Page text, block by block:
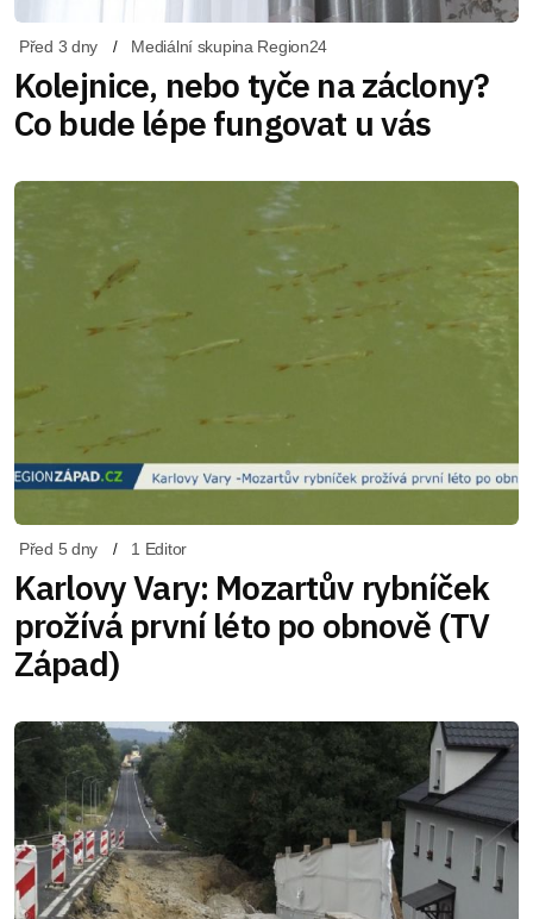
Před 3 dny Mediální skupina Region24
Kolejnice, nebo tyče na záclony?
Co bude lépe fungovat u vás
Před 5 dny 1 Editor
Karlovy Vary: Mozartův rybníček
prožívá první léto po obnově (TV
Západ)